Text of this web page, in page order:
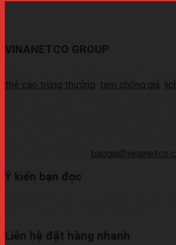
VINANETCO GROUP
thẻ cào trúng thưởng tem chống giả
Ý kiến bạn đọc
Liên hệ đặt hàng nhanh